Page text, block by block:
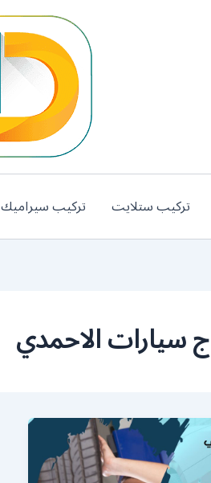
تركيب ستلايت تركيب سيراميك
سيارات الاحمدي